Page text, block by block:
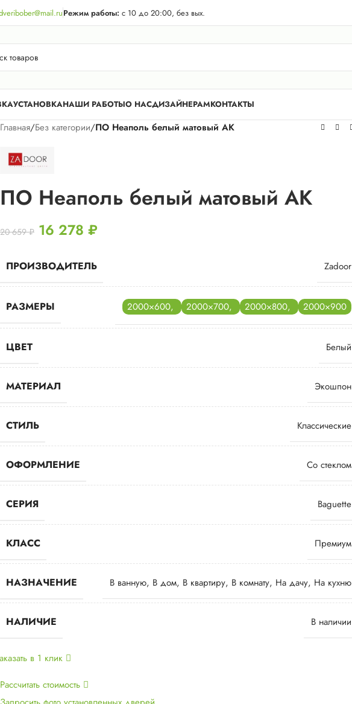
Акция для жителей Лен. области! Бесплатная доставка в 50 км. от КАД.
Режим работы: с 10 до 20:00, без вых.
УСТАНОВКАНАШИ РАБОТЫО НАСДИЗАЙНЕРАМКОНТАКТЫ
Главная/Без категории/ПО Неаполь белый матовый АК
ПО Неаполь белый матовый АК
20 659₽ 16 278 ₽
ПРОИЗВОДИТЕЛЬ Zadoor
РАЗМЕРЫ 2000×600, 2000×700, 2000×800, 2000×900
ЦВЕТ Белый
МАТЕРИАЛ Экошпон
СТИЛЬ Классические
ОФОРМЛЕНИЕ Со стеклом
СЕРИЯ Baguette
КЛАСС Премиум
НАЗНАЧЕНИЕ В ванную, В дом, В квартиру, В комнату, На дачу, На кухню
НАЛИЧИЕ В наличии
в 1 клик
Рассчитать стоимость